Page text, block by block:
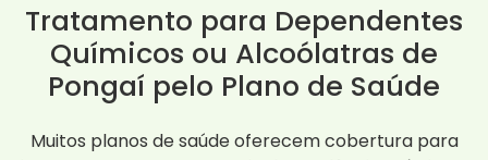
Tratamento para Dependentes
Químicos ou Alcoólatras de
Pongaí pelo Plano de Saúde
Muitos planos de saúde oferecem cobertura para